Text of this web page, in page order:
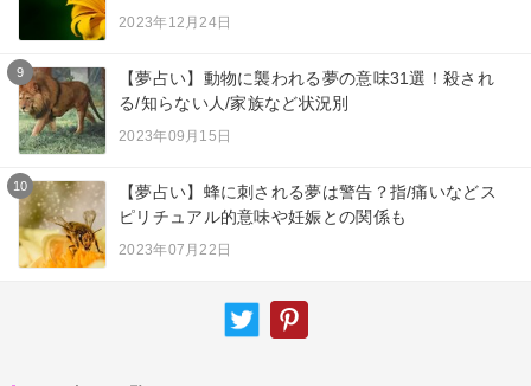
2023年12月24日
9
【夢占い】動物に襲われる夢の意味31選！殺され
る/知らない人/家族など状況別
2023年09月15日
10
【夢占い】蜂に刺される夢は警告？指/痛いなどス
ピリチュアル的意味や妊娠との関係も
2023年07月22日